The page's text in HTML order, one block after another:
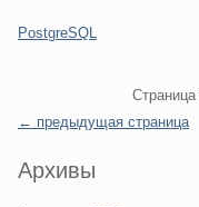
Категории:
PostgreSQL
Страница
← предыдущая страница
Sidebar
Архивы